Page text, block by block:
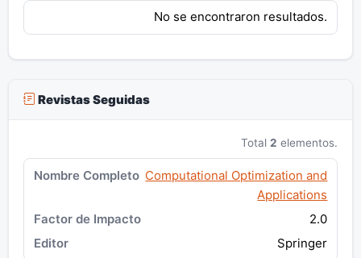
No se encontraron resultados.
Revistas Seguidas
Total2 elementos.
Computational Optimization and
Applications
2.0
Springer